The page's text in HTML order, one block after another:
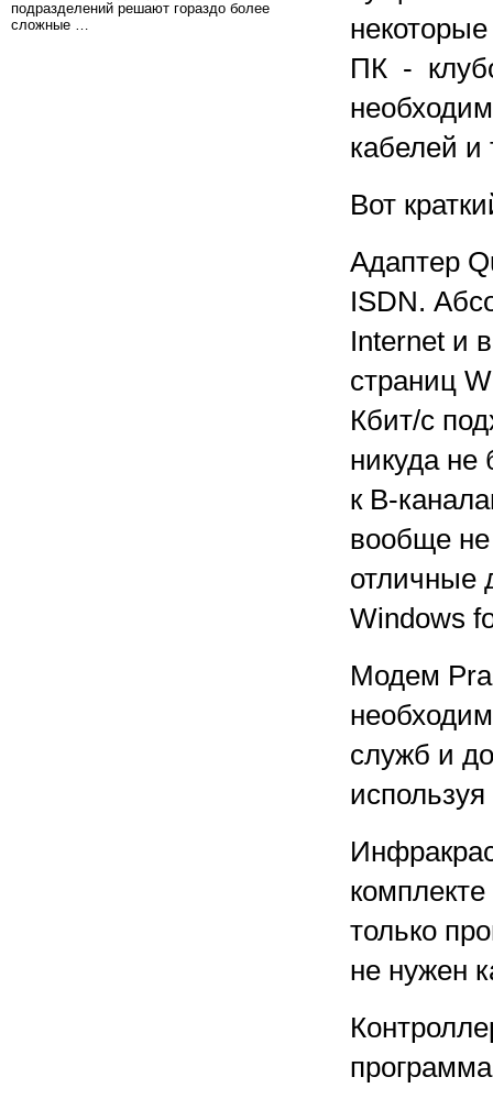
подразделений решают гораздо более
сложные …
ПК -
кабелей и
Вот
Адаптер
ISDN.
Internet и
страниц
Кбит/с
никуда не
к В-
вообще не
отличные
Windows
Модем
служб и
только
не нужен